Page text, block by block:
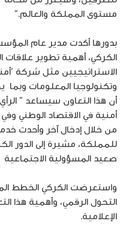
مستوى المملكة والعالم.”
بدورها أكدت مدير عام
الكركي، أهمية تطوير
الاستراتيجيين مثل شركة
وتكنولوجيا المعلومات
أن هذا التعاون سيساعد ”
أمنية في الاقتصاد الوطني وفي
من خلال إدخال آخر وأحدث
للمملكة، مشيرة إلى الدور
صعيد المسؤولية الاجتماعية
واستعرضت الكركي الخطط
التحول الرقمي، وأهمية هذا
الإعلامية.